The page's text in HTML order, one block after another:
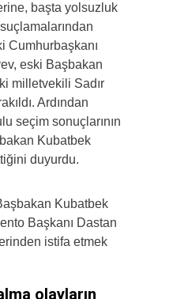
başta yolsuzluk
Cumhurbaşkanı
eski Başbakan
milletvekili Sadır
Ardından
seçim sonuçlarının
Kubatbek
duyurdu.
Kubatbek
Başkanı Dastan
istifa etmek
olayların